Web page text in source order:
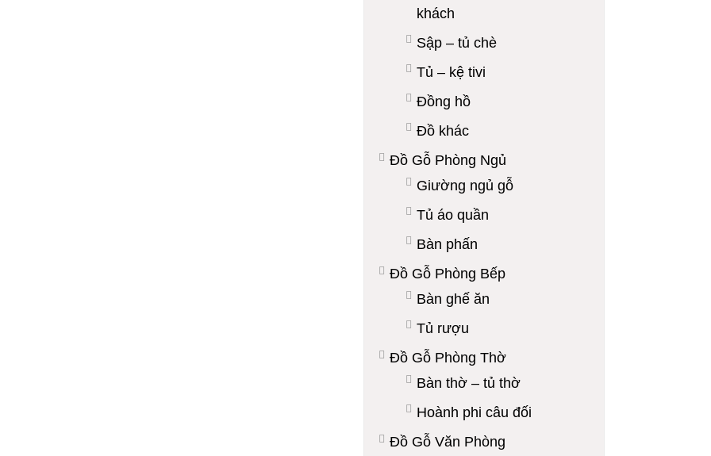
khách
Sập – tủ chè
Tủ – kệ tivi
Đồng hồ
Đồ khác
Đồ Gỗ Phòng Ngủ
Giường ngủ gỗ
Tủ áo quần
Bàn phấn
Đồ Gỗ Phòng Bếp
Bàn ghế ăn
Tủ rượu
Đồ Gỗ Phòng Thờ
Bàn thờ – tủ thờ
Hoành phi câu đối
Đồ Gỗ Văn Phòng